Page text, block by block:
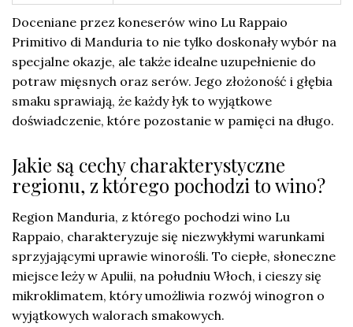
Doceniane przez koneserów wino Lu Rappaio
Primitivo di Manduria to nie tylko doskonały wybór na
specjalne okazje, ale także idealne uzupełnienie do
potraw mięsnych oraz serów. Jego złożoność i głębia
smaku sprawiają, że każdy łyk to wyjątkowe
doświadczenie, które pozostanie w pamięci na długo.
Jakie są cechy charakterystyczne
regionu, z którego pochodzi to wino?
Region Manduria, z którego pochodzi wino Lu
Rappaio, charakteryzuje się niezwykłymi warunkami
sprzyjającymi uprawie winorośli. To ciepłe, słoneczne
miejsce leży w Apulii, na południu Włoch, i cieszy się
mikroklimatem, który umożliwia rozwój winogron o
wyjątkowych walorach smakowych.